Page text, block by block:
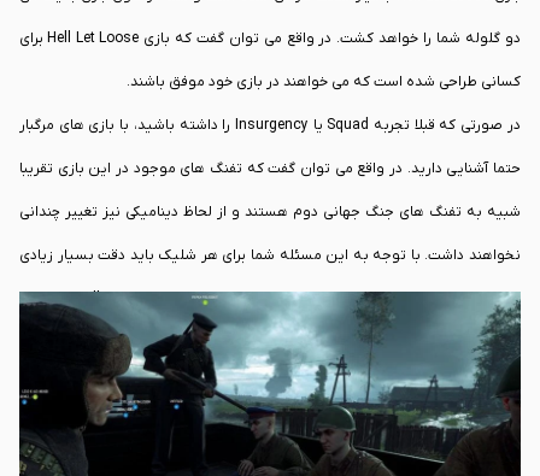
دو گلوله شما را خواهد کشت. در واقع می توان گفت که بازی Hell Let Loose برای
کسانی طراحی شده است که می خواهند در بازی خود موفق باشند.
در صورتی که قبلا تجربه Squad یا Insurgency را داشته باشید، با بازی های مرگبار
حتما آشنایی دارید. در واقع می توان گفت که تفنگ های موجود در این بازی تقریبا
شبیه به تفنگ های جنگ جهانی دوم هستند و از لحاظ دینامیکی نیز تغییر چندانی
نخواهند داشت. با توجه به این مسئله شما برای هر شلیک باید دقت بسیار زیادی
داشته باشید تا بتوانید به موفقیت دست پیدا کنید.بازی Hell Let Loose بر اساس
کار تیمی طراحی شده است و همچنین مدیریت تیم را نیز نیاز دارد. با این وجود می
توان گفت که یک نکته بسیار مهم آن است که از لحاظ استراتژیکی بازی بسیار
سریع است. در واقع زمانی که شما می توانید یک پادگان برای هم تیمی های خود